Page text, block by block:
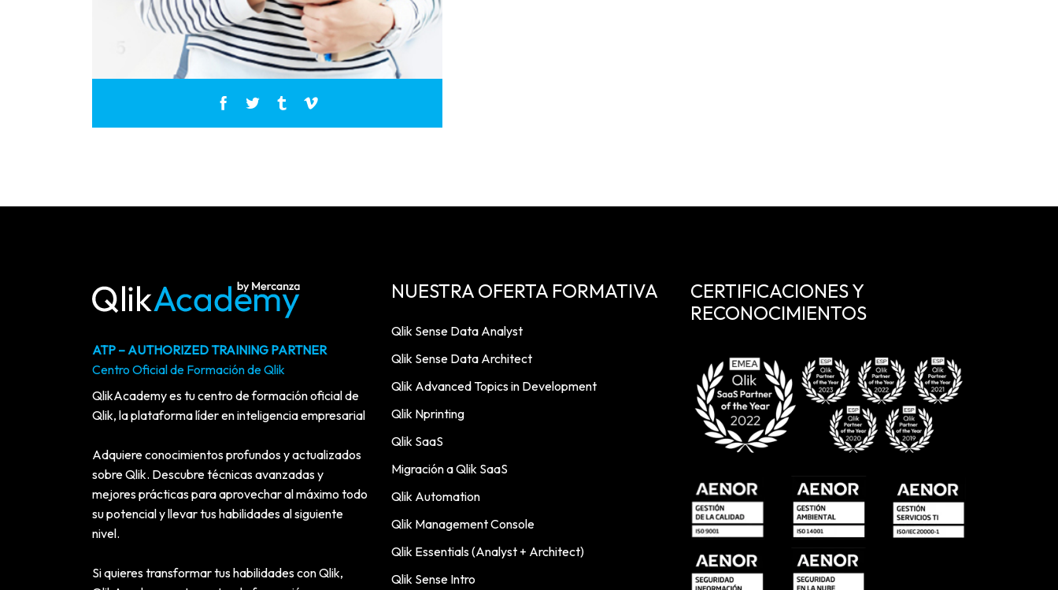
ATP – AUTHORIZED TRAINING PARTNER
Centro Oficial de Formación de Qlik
QlikAcademy es tu centro de formación oficial de
Qlik, la plataforma líder en inteligencia empresarial
Adquiere conocimientos profundos y actualizados
sobre Qlik. Descubre técnicas avanzadas y
mejores prácticas para aprovechar al máximo todo
su potencial y llevar tus habilidades al siguiente
nivel.
Si quieres transformar tus habilidades con Qlik,
NUESTRA OFERTA FORMATIVA
Qlik Sense Data Analyst
Qlik Sense Data Architect
Qlik Advanced Topics in Development
Qlik Nprinting
Qlik SaaS
Migración a Qlik SaaS
Qlik Automation
Qlik Management Console
Qlik Essentials (Analyst + Architect)
Qlik Sense Intro
CERTIFICACIONES Y
RECONOCIMIENTOS